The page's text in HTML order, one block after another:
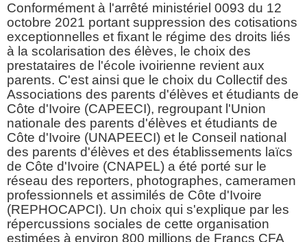
Conformément à l'arrêté ministériel 0093 du 12
octobre 2021 portant suppression des cotisations
exceptionnelles et fixant le régime des droits liés
à la scolarisation des élèves, le choix des
prestataires de l'école ivoirienne revient aux
parents. C'est ainsi que le choix du Collectif des
Associations des parents d'élèves et étudiants de
Côte d'Ivoire (CAPEECI), regroupant l'Union
nationale des parents d'élèves et étudiants de
Côte d'Ivoire (UNAPEECI) et le Conseil national
des parents d'élèves et des établissements laïcs
de Côte d'Ivoire (CNAPEL) a été porté sur le
réseau des reporters, photographes, cameramen
professionnels et assimilés de Côte d'Ivoire
(REPHOCAPCI). Un choix qui s'explique par les
répercussions sociales de cette organisation
estimées à environ 800 millions de Francs CFA